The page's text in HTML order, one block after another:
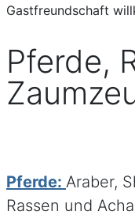
Gastfreundschaft
Pferde,
Pferde: Araber,
Rassen und